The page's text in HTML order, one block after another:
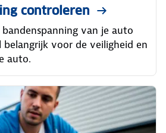
controleren
van je auto
belangrijk voor de veiligheid en
auto.